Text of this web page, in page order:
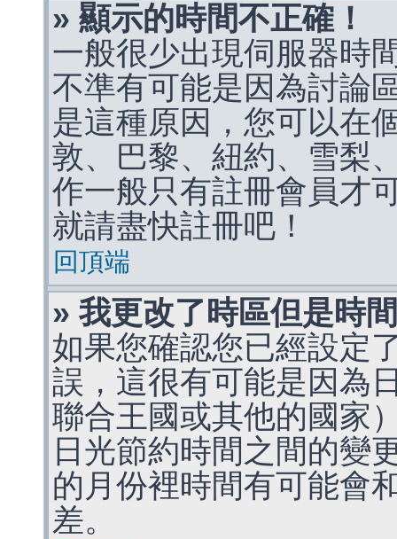
» 顯示的時間不正確！
一般很少出現伺服器時
不準有可能是因為討論
是這種原因，您可以在
敦、巴黎、紐約、雪梨
作一般只有註冊會員才
就請盡快註冊吧！
回頂端
» 我更改了時區但是時
如果您確認您已經設定
誤，這很有可能是因為
聯合王國或其他的國家
日光節約時間之間的變
的月份裡時間有可能會
差。